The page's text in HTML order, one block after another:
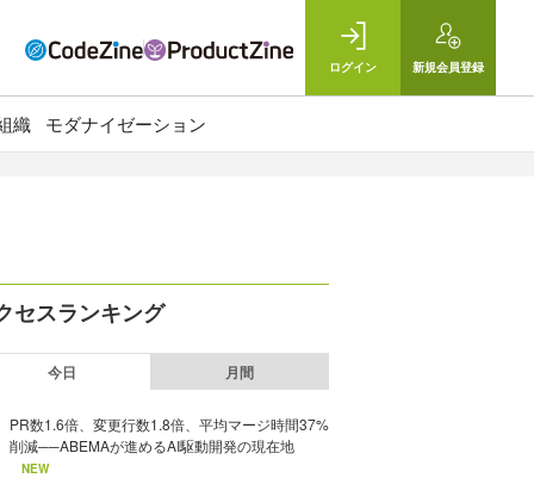
ログイン 新規会員登録
織 モダナイゼーション
セスランキング
今日 月間
PR数1.6倍、変更行数1.8倍、平均マージ時間37%
削減──ABEMAが進めるAI駆動開発の現在地
NEW